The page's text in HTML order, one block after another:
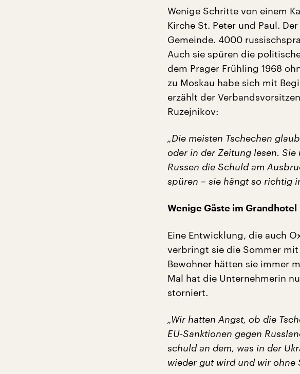
Wenige Schritte von einem
Kirche St. Peter und Paul.
Gemeinde. 4000
Auch sie spüren die
dem Prager Frühling 1968
zu Moskau habe sich mit
erzählt der
Ruzejnikov:
„Die meisten Tschechen
oder in der Zeitung lesen.
Russen die Schuld am
spüren – sie hängt so richtig
Wenige Gäste im Grandhotel
Eine Entwicklung, die auch
verbringt sie die Sommer
Bewohner hätten sie immer
Mal hat die Unternehmerin
storniert.
„Wir hatten Angst, ob die
EU-Sanktionen gegen
schuld an dem, was in der
wieder gut wird und wir ohne